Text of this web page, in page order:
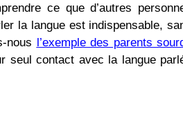
ce que d’autres
la langue est indispensable,
nous l’exemple des parents
seul contact avec la langue